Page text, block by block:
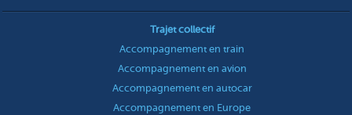
Trajet collectif
Accompagnement en train
Accompagnement en avion
Accompagnement en autocar
Accompagnement en Europe